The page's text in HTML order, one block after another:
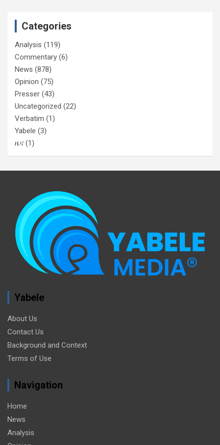
Categories
Analysis (119)
Commentary (6)
News (878)
Opinion (75)
Presser (43)
Uncategorized (22)
Verbatim (1)
Yabele (3)
ዜና (1)
Yabele
About Us
Contact Us
Background and Context
Terms of Use
Navigation
Home
News
Analysis